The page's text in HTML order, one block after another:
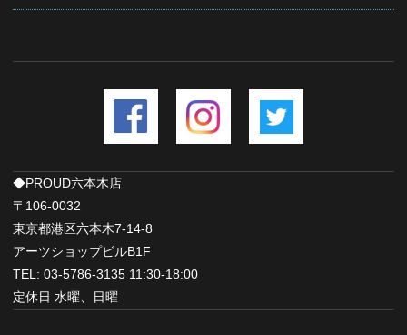
◆PROUD六本木店
〒106-0032
東京都港区六本木7-14-8
アーツショップビルB1F
TEL: 03-5786-3135 11:30-18:00
定休日 水曜、日曜